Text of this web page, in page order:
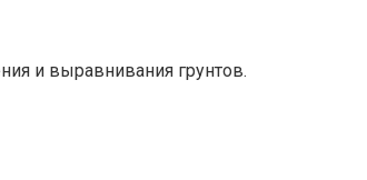
и выравнивания грунтов.